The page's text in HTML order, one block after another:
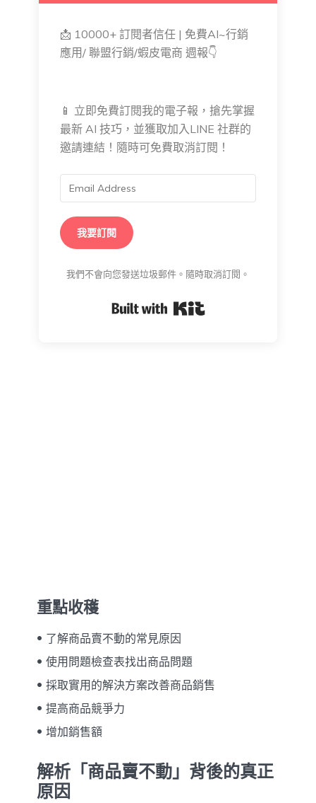
📩 10000+ 訂閱者信任 | 免費AI~行銷
應用/ 聯盟行銷/蝦皮電商 週報👇
📱 立即免費訂閱我的電子報，搶先掌握
最新 AI 技巧，並獲取加入LINE 社群的
邀請連結！隨時可免費取消訂閱！
我要訂閱
我們不會向您發送垃圾郵件。隨時取消訂閱。
重點收穫
了解商品賣不動的常見原因
使用問題檢查表找出商品問題
採取實用的解決方案改善商品銷售
提高商品競爭力
增加銷售額
解析「商品賣不動」背後的真正
原因